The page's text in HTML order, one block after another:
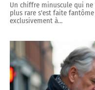
Un chiffre minuscule qui
plus rare s'est faite
exclusivement à…